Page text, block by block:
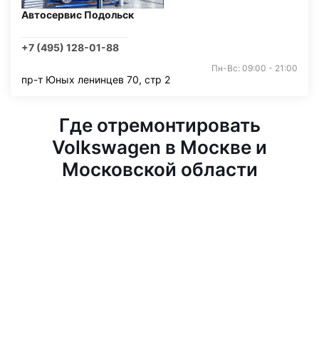
Автосервис Подольск
+7 (495) 128-01-88
Пн-Вс: 09:00 - 21:00
пр-т Юных ленинцев 70, стр 2
Где отремонтировать
Volkswagen в Москве и
Московской области